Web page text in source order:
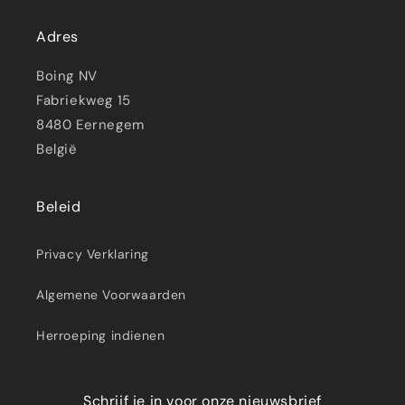
Adres
Boing NV
Fabriekweg 15
8480 Eernegem
België
Beleid
Privacy Verklaring
Algemene Voorwaarden
Herroeping indienen
Schrijf je in voor onze nieuwsbrief